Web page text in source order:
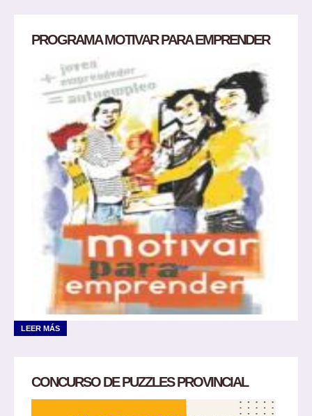
PROGRAMA MOTIVAR PARA EMPRENDER
LEER MÁS
CONCURSO DE PUZZLES PROVINCIAL